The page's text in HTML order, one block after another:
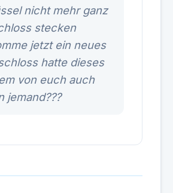
nicht mehr ganz
stecken
jetzt ein neues
hatte dieses
von euch auch
jemand???